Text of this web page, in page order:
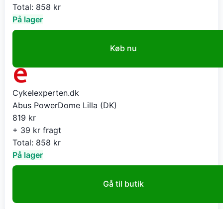
Total: 858 kr
På lager
Køb nu
Cykelexperten.dk
Abus PowerDome Lilla (DK)
819 kr
+ 39 kr fragt
Total: 858 kr
På lager
Gå til butik